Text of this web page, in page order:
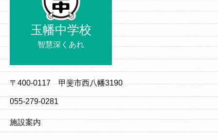
玉幡中学校
智慧深くあれ
〒400-0117 甲斐市西八幡3190
055-279-0281
施設案内